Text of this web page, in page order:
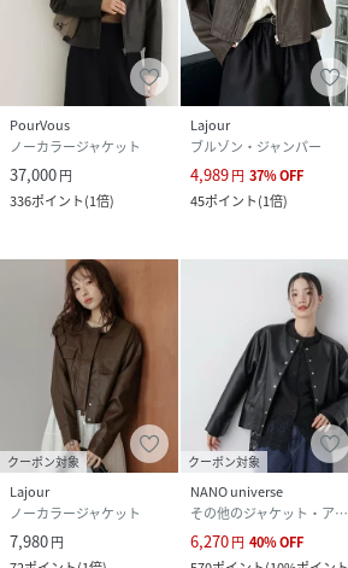
PourVous
ノーカラージャケット
37,000円
336ポイント(1倍)
Lajour
ブルゾン・ジャンパー
4,989円 37%OFF
45ポイント(1倍)
クーポン対象
Lajour
ノーカラージャケット
7,980円
クーポン対象
NANO universe
その他のジャケット・アウター
6,270円 40%OFF